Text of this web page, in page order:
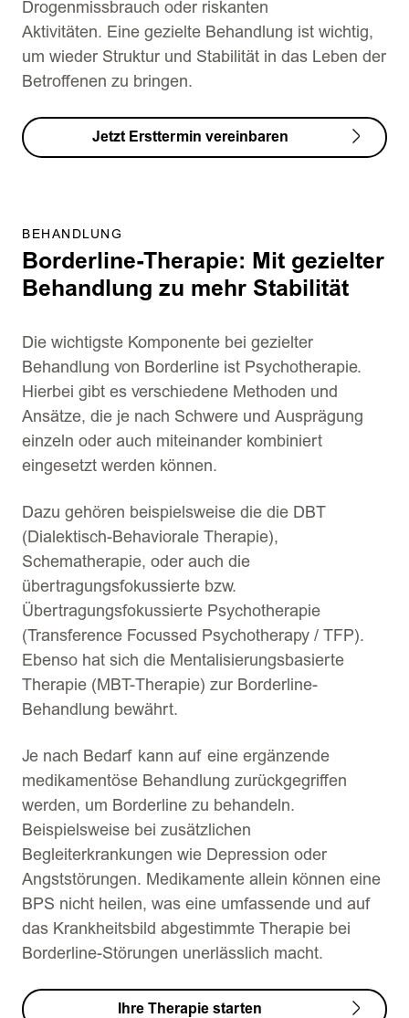
Drogenmissbrauch oder riskanten
Aktivitäten. Eine gezielte Behandlung ist wichtig,
um wieder Struktur und Stabilität in das Leben der
Betroffenen zu bringen.
Jetzt Ersttermin vereinbaren
BEHANDLUNG
Borderline-Therapie: Mit gezielter
Behandlung zu mehr Stabilität
Die wichtigste Komponente bei gezielter
Behandlung von Borderline ist Psychotherapie.
Hierbei gibt es verschiedene Methoden und
Ansätze, die je nach Schwere und Ausprägung
einzeln oder auch miteinander kombiniert
eingesetzt werden können.
Dazu gehören beispielsweise die die DBT
(Dialektisch-Behaviorale Therapie),
Schematherapie, oder auch die
übertragungsfokussierte bzw.
Übertragungsfokussierte Psychotherapie
(Transference Focussed Psychotherapy / TFP).
Ebenso hat sich die Mentalisierungsbasierte
Therapie (MBT-Therapie) zur Borderline-
Behandlung bewährt.
Je nach Bedarf kann auf eine ergänzende
medikamentöse Behandlung zurückgegriffen
werden, um Borderline zu behandeln.
Beispielsweise bei zusätzlichen
Begleiterkrankungen wie Depression oder
Angststörungen. Medikamente allein können eine
BPS nicht heilen, was eine umfassende und auf
das Krankheitsbild abgestimmte Therapie bei
Borderline-Störungen unerlässlich macht.
Ihre Therapie starten